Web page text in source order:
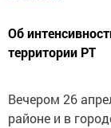
Об
территории РТ
Вечером 26
районе и в